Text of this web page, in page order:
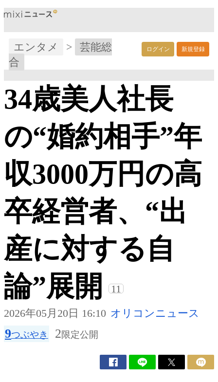
ログイン 新規登録
エンタメ >
芸能総
合
34歳美人社長
の“婚約相手”年
収3000万円の高
卒経営者、“出
産に対する自
論”展開
11
2026年05月20日 16:10 オリコンニュース
9つぶやき 2限定公開